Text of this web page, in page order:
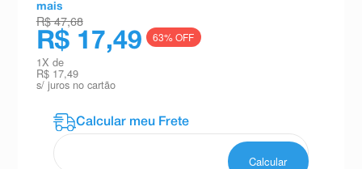
mais
R$ 47,68
R$ 17,49 63% OFF
1X de
R$ 17,49
s/ juros no cartão